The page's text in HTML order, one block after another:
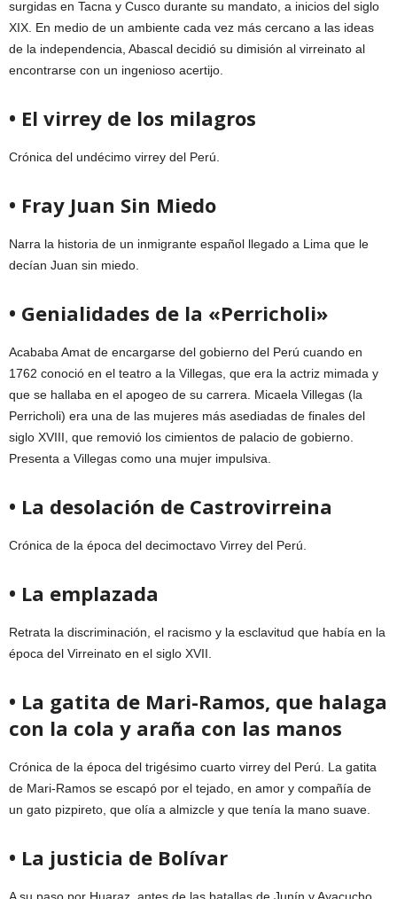
surgidas en Tacna y Cusco durante su mandato, a inicios del siglo
XIX. En medio de un ambiente cada vez más cercano a las ideas
de la independencia, Abascal decidió su dimisión al virreinato al
encontrarse con un ingenioso acertijo.
• El virrey de los milagros
Crónica del undécimo virrey del Perú.
• Fray Juan Sin Miedo
Narra la historia de un inmigrante español llegado a Lima que le
decían Juan sin miedo.
• Genialidades de la «Perricholi»
Acababa Amat de encargarse del gobierno del Perú cuando en
1762 conoció en el teatro a la Villegas, que era la actriz mimada y
que se hallaba en el apogeo de su carrera. Micaela Villegas (la
Perricholi) era una de las mujeres más asediadas de finales del
siglo XVIII, que removió los cimientos de palacio de gobierno.
Presenta a Villegas como una mujer impulsiva.
• La desolación de Castrovirreina
Crónica de la época del decimoctavo Virrey del Perú.
• La emplazada
Retrata la discriminación, el racismo y la esclavitud que había en la
época del Virreinato en el siglo XVII.
• La gatita de Mari-Ramos, que halaga
con la cola y araña con las manos
Crónica de la época del trigésimo cuarto virrey del Perú. La gatita
de Mari-Ramos se escapó por el tejado, en amor y compañía de
un gato pizpireto, que olía a almizcle y que tenía la mano suave.
• La justicia de Bolívar